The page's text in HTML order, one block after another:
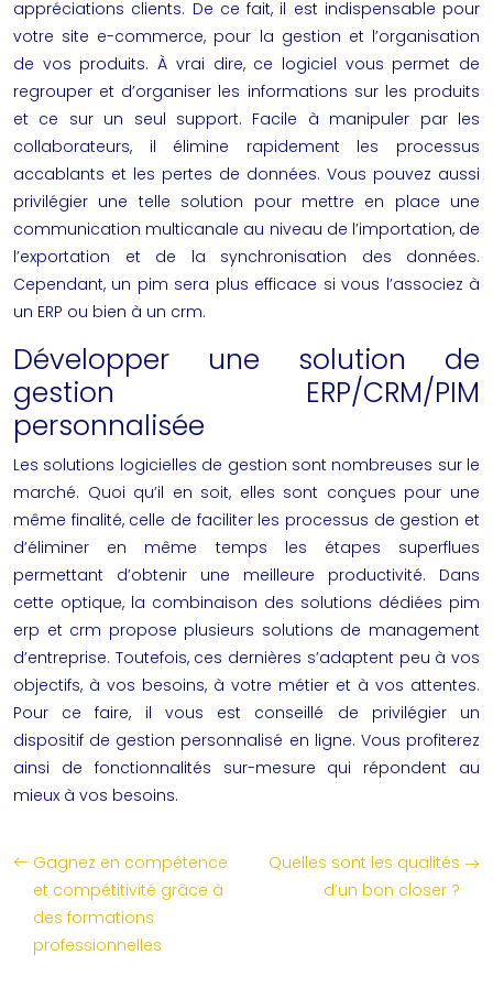
appréciations clients. De ce fait, il est indispensable pour
votre site e-commerce, pour la gestion et l’organisation
de vos produits. À vrai dire, ce logiciel vous permet de
regrouper et d’organiser les informations sur les produits
et ce sur un seul support. Facile à manipuler par les
collaborateurs, il élimine rapidement les processus
accablants et les pertes de données. Vous pouvez aussi
privilégier une telle solution pour mettre en place une
communication multicanale au niveau de l’importation, de
l’exportation et de la synchronisation des données.
Cependant, un pim sera plus efficace si vous l’associez à
un ERP ou bien à un crm.
Développer une solution de
gestion ERP/CRM/PIM
personnalisée
Les solutions logicielles de gestion sont nombreuses sur le
marché. Quoi qu’il en soit, elles sont conçues pour une
même finalité, celle de faciliter les processus de gestion et
d’éliminer en même temps les étapes superflues
permettant d’obtenir une meilleure productivité. Dans
cette optique, la combinaison des solutions dédiées pim
erp et crm propose plusieurs solutions de management
d’entreprise. Toutefois, ces dernières s’adaptent peu à vos
objectifs, à vos besoins, à votre métier et à vos attentes.
Pour ce faire, il vous est conseillé de privilégier un
dispositif de gestion personnalisé en ligne. Vous profiterez
ainsi de fonctionnalités sur-mesure qui répondent au
mieux à vos besoins.
Gagnez en compétence
et compétitivité grâce à
des formations
professionnelles
Quelles sont les qualités
d’un bon closer ?